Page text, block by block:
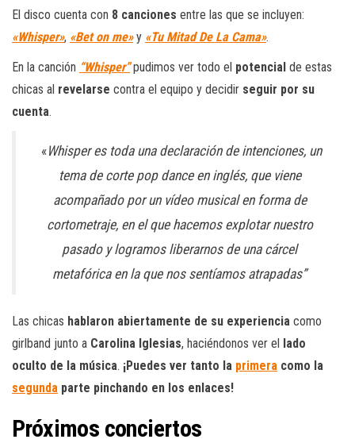
El disco cuenta con 8 canciones entre las que se incluyen:
«Whisper», «Bet on me»y «Tu Mitad De La Cama».​
En la canción “Whisper”pudimos ver todo el potencial de estas
chicas al revelarse contra el equipo y decidir seguir por su
cuenta.
«Whisper es toda una declaración de intenciones, un
tema de corte pop dance en inglés, que viene
acompañado por un vídeo musical en forma de
cortometraje, en el que hacemos explotar nuestro
pasado y logramos liberarnos de una cárcel
metafórica en la que nos sentíamos atrapadas”
Las chicas hablaron abiertamente de su experiencia como
girlband junto a Carolina Iglesias, haciéndonos ver el lado
oculto de la música. ¡Puedes ver tanto la primera como la
segunda parte pinchando en los enlaces!
Próximos conciertos